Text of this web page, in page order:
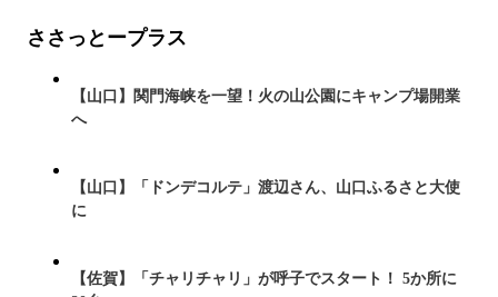
ささっとープラス
【山口】関門海峡を一望！火の山公園にキャンプ場開業
へ
【山口】「ドンデコルテ」渡辺さん、山口ふるさと大使
に
【佐賀】「チャリチャリ」が呼子でスタート！ 5か所に